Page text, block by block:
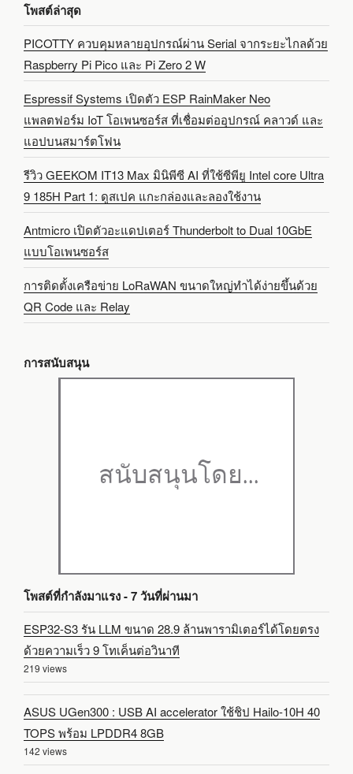
โพสต์ล่าสุด
PICOTTY ควบคุมหลายอุปกรณ์ผ่าน Serial จากระยะไกลด้วย
Raspberry Pi Pico และ Pi Zero 2 W
Espressif Systems เปิดตัว ESP RainMaker Neo
แพลตฟอร์ม IoT โอเพนซอร์ส ที่เชื่อมต่ออุปกรณ์ คลาวด์ และ
แอปบนสมาร์ตโฟน
รีวิว GEEKOM IT13 Max มินิพีซี AI ที่ใช้ซีพียู Intel core Ultra
9 185H Part 1: ดูสเปค แกะกล่องและลองใช้งาน
Antmicro เปิดตัวอะแดปเตอร์ Thunderbolt to Dual 10GbE
แบบโอเพนซอร์ส
การติดตั้งเครือข่าย LoRaWAN ขนาดใหญ่ทำได้ง่ายขึ้นด้วย
QR Code และ Relay
การสนับสนุน
โพสต์ที่กำลังมาแรง - 7 วันที่ผ่านมา
ESP32-S3 รัน LLM ขนาด 28.9 ล้านพารามิเตอร์ได้โดยตรง
ด้วยความเร็ว 9 โทเค็นต่อวินาที
219 views
ASUS UGen300 : USB AI accelerator ใช้ชิป Hailo-10H 40
TOPS พร้อม LPDDR4 8GB
142 views